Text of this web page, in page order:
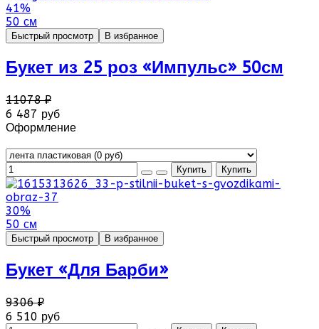
41%
50 см
Быстрый просмотр В избранное
Букет из 25 роз «Импульс» 50см
11078 ₽
6 487 руб
Оформление
30%
50 см
Быстрый просмотр В избранное
Букет «Для Барби»
9306 ₽
6 510 руб